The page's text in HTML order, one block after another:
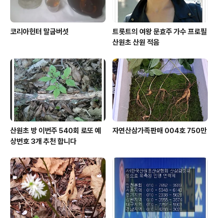
코리아헌터 말굽버섯
트롯트의 여왕 문효주 가수 프로필
산원초 산원 적음
산원초 방 이번주 540회 로또 예
상번호 3개 추천 합니다
자연산삼가족판매 004호 750만